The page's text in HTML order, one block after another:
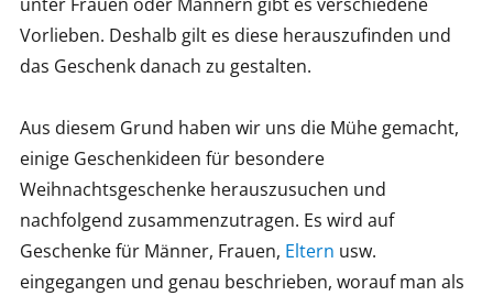
Vorlieben. Deshalb gilt es diese herauszufinden und
das Geschenk danach zu gestalten.
Aus diesem Grund haben wir uns die Mühe gemacht,
einige Geschenkideen für besondere
Weihnachtsgeschenke herauszusuchen und
nachfolgend zusammenzutragen. Es wird auf
Geschenke für Männer, Frauen, Eltern usw.
eingegangen und genau beschrieben, worauf man als